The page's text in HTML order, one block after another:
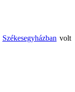
Székesegyházban volt